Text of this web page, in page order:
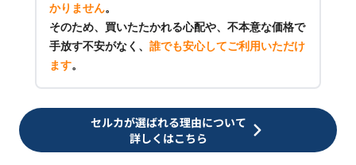
かりません。
そのため、買いたたかれる心配や、不本意な価格で
手放す不安がなく、 誰でも安心してご利用いただけ
ます。
セルカが選ばれる理由について
詳しくはこちら